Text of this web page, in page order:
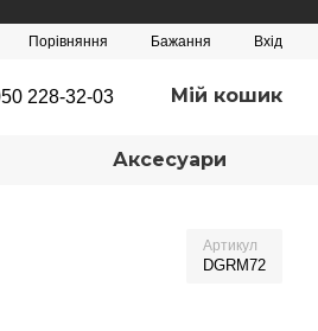
Порівняння Бажання Вхід
228-32-03 Мій кошик
Аксесуари
Артикул
DGRМ72